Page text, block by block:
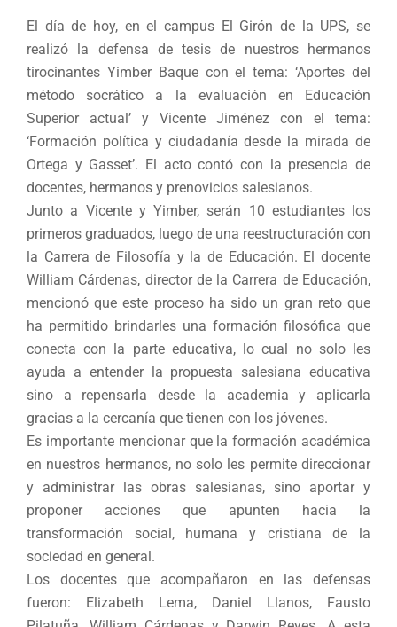
El día de hoy, en el campus El Girón de la UPS, se
realizó la defensa de tesis de nuestros hermanos
tirocinantes Yimber Baque con el tema: ‘Aportes del
método socrático a la evaluación en Educación
Superior actual’ y Vicente Jiménez con el tema:
‘Formación política y ciudadanía desde la mirada de
Ortega y Gasset’. El acto contó con la presencia de
docentes, hermanos y prenovicios salesianos.
Junto a Vicente y Yimber, serán 10 estudiantes los
primeros graduados, luego de una reestructuración con
la Carrera de Filosofía y la de Educación. El docente
William Cárdenas, director de la Carrera de Educación,
mencionó que este proceso ha sido un gran reto que
ha permitido brindarles una formación filosófica que
conecta con la parte educativa, lo cual no solo les
ayuda a entender la propuesta salesiana educativa
sino a repensarla desde la academia y aplicarla
gracias a la cercanía que tienen con los jóvenes.
Es importante mencionar que la formación académica
en nuestros hermanos, no solo les permite direccionar
y administrar las obras salesianas, sino aportar y
proponer acciones que apunten hacia la
transformación social, humana y cristiana de la
sociedad en general.
Los docentes que acompañaron en las defensas
fueron: Elizabeth Lema, Daniel Llanos, Fausto